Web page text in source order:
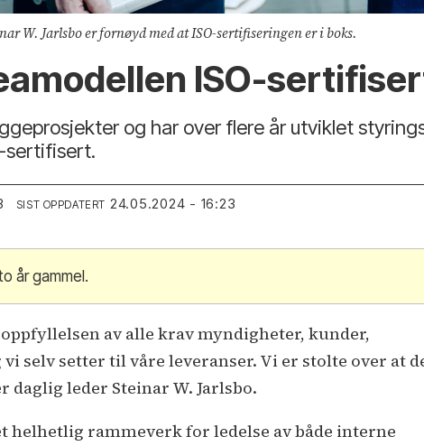
W. Jarlsbo er fornøyd med at ISO-sertifiseringen er i boks.
ISO-
og har over flere år utviklet
sertifisert.
SIST OPPDATERT 24.05.2024 - 16:23
år gammel.
av alle krav myndigheter, kunder,
selv setter til våre leveranser. Vi er stolte over at
daglig leder Steinar W. Jarlsbo.
helhetlig rammeverk for ledelse av både interne